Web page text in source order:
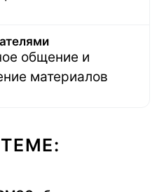
общение и
материалов